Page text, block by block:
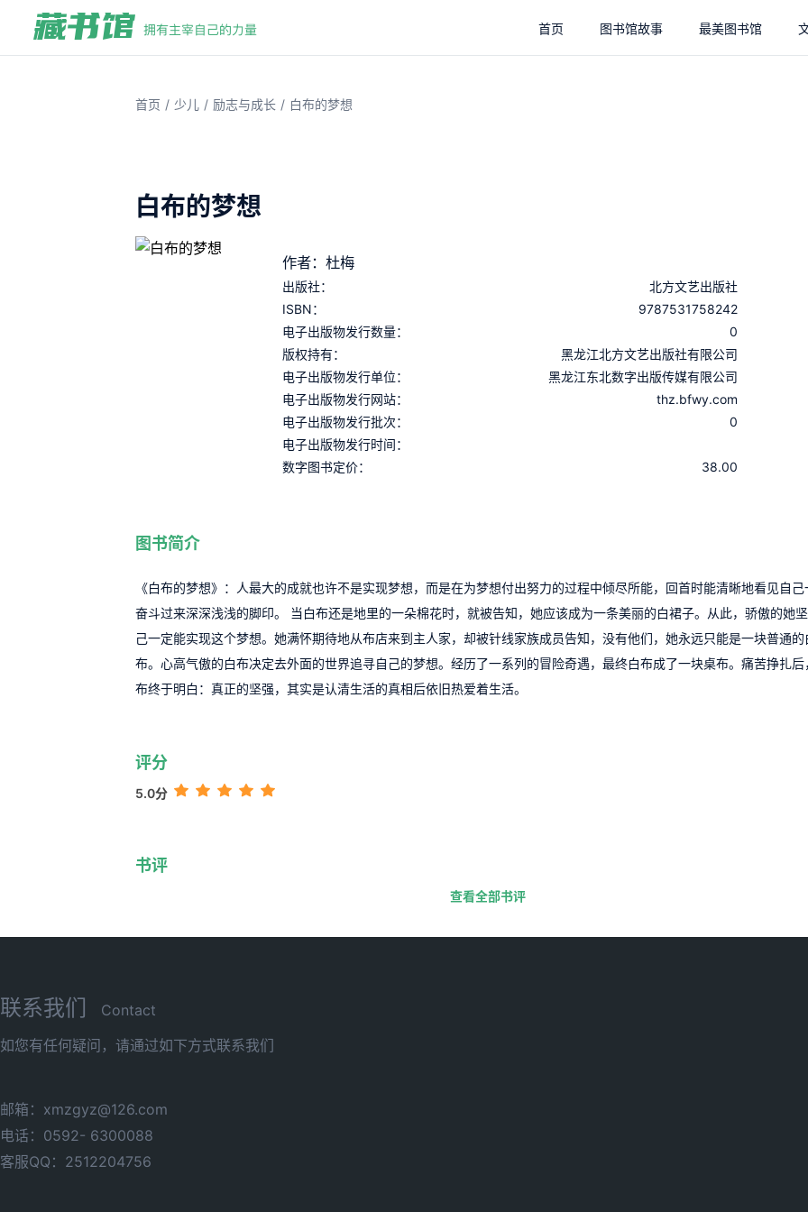
首页 图书馆故事 最美图书馆
首页 / 少儿 / 励志与成长 / 白布的梦想
白布的梦想
作者：杜梅
出版社：
北方文艺出版社
ISBN：
9787531758242
电子出版物发行数量：
0
版权持有：
黑龙江北方文艺出版社有限公司
电子出版物发行单位：
黑龙江东北数字出版传媒有限公司
电子出版物发行网站：
thz.bfwy.com
电子出版物发行批次：
0
电子出版物发行时间：
数字图书定价：
38.00
图书简介
《白布的梦想》：人最大的成就也许不是实现梦想，而是在为梦想付出努力的过程中倾尽所能，回首时能清晰地看见自己
奋斗过来深深浅浅的脚印。 当白布还是地里的一朵棉花时，就被告知，她应该成为一条美丽的白裙子。从此，骄傲的她
己一定能实现这个梦想。她满怀期待地从布店来到主人家，却被针线家族成员告知，没有他们，她永远只能是一块普通的
布。心高气傲的白布决定去外面的世界追寻自己的梦想。经历了一系列的冒险奇遇，最终白布成了一块桌布。痛苦挣扎后
布终于明白：真正的坚强，其实是认清生活的真相后依旧热爱着生活。
评分
5.0分
书评
查看全部书评
联系我们
Contact
如您有任何疑问，请通过如下方式联系我们
邮箱：xmzgyz@126.com
电话：0592- 6300088
客服QQ：2512204756